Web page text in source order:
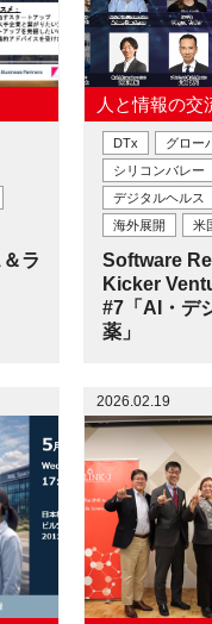
ラ
人と情報の交
DTx
グロー
シリコンバレー
デジタルヘルス
海外展開
米
Software
Kicker
#7「AI・デ
薬」
2026.02.19